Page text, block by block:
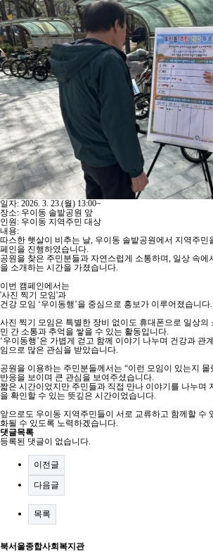
일자: 2026. 3. 23.(월) 13:00~
장소: 우이동 솔밭공원 앞
인원: 우이동 지역주민 대상
내용:
따스한 햇살이 비추는 날, 우이동 솔밭공원에서 지역주민
페인을 진행하였습니다.
공원을 찾은 주민분들과 자연스럽게 소통하며, 일상 속에
을 소개하는 시간을 가졌습니다.
이번 캠페인에서는
'사진 찍기 모임'과
건강 모임 ‘우이동행’을 중심으로 홍보가 이루어졌습니다.
사진 찍기 모임은 특별한 장비 없이도 휴대폰으로 일상의
민 간 소통과 추억을 쌓을 수 있는 활동입니다.
‘우이동행’은 가볍게 걷고 함께 이야기 나누며 건강과 관
임으로 많은 관심을 받았습니다.
공원을 이용하는 주민분들께서는 “이런 모임이 있는지 몰
반응을 보이며 큰 관심을 보여주셨습니다.
짧은 시간이었지만 주민들과 직접 만나 이야기를 나누며
을 확인할 수 있는 뜻깊은 시간이었습니다.
앞으로도 우이동 지역주민들이 서로 교류하고 함께할 수
화될 수 있도록 노력하겠습니다.
댓글목록
등록된 댓글이 없습니다.
이전글
다음글
목록
북서울종합사회복지관